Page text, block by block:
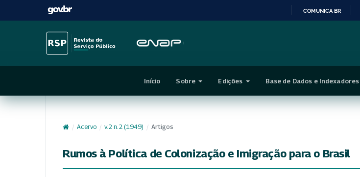
CONTEÚDO
COMUNICA BR
Início Sobre Edições Base de Dados e Indexadores
/ Acervo / v. 2 n. 2 (1949) / Artigos
Rumos à Política de Colonização e Imigração para o Brasil